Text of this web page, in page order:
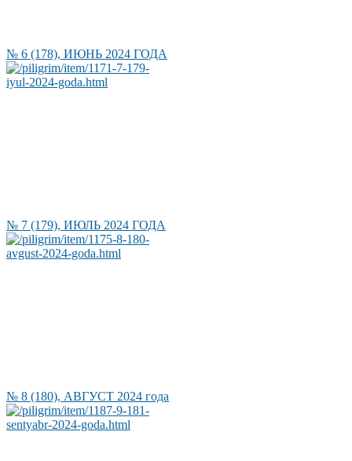
№ 6 (178), ИЮНЬ 2024 ГОДА
№ 7 (179), ИЮЛЬ 2024 ГОДА
№ 8 (180), АВГУСТ 2024 года